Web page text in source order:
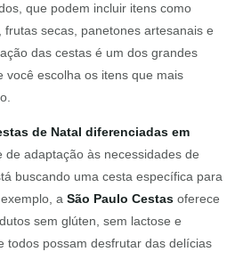
que podem incluir itens como
frutas secas, panetones artesanais e
das cestas é um dos grandes
você escolha os itens que mais
de Natal diferenciadas em
de adaptação às necessidades de
buscando uma cesta específica para
exemplo, aSão Paulo Cestas oferece
sem glúten, sem lactose e
todos possam desfrutar das delícias